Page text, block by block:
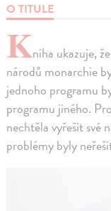
O TITULE
Kniha ukazuje,
národů monarchie
jednoho programu
programu jiného.
nechtěla vyřešit své
problémy byly